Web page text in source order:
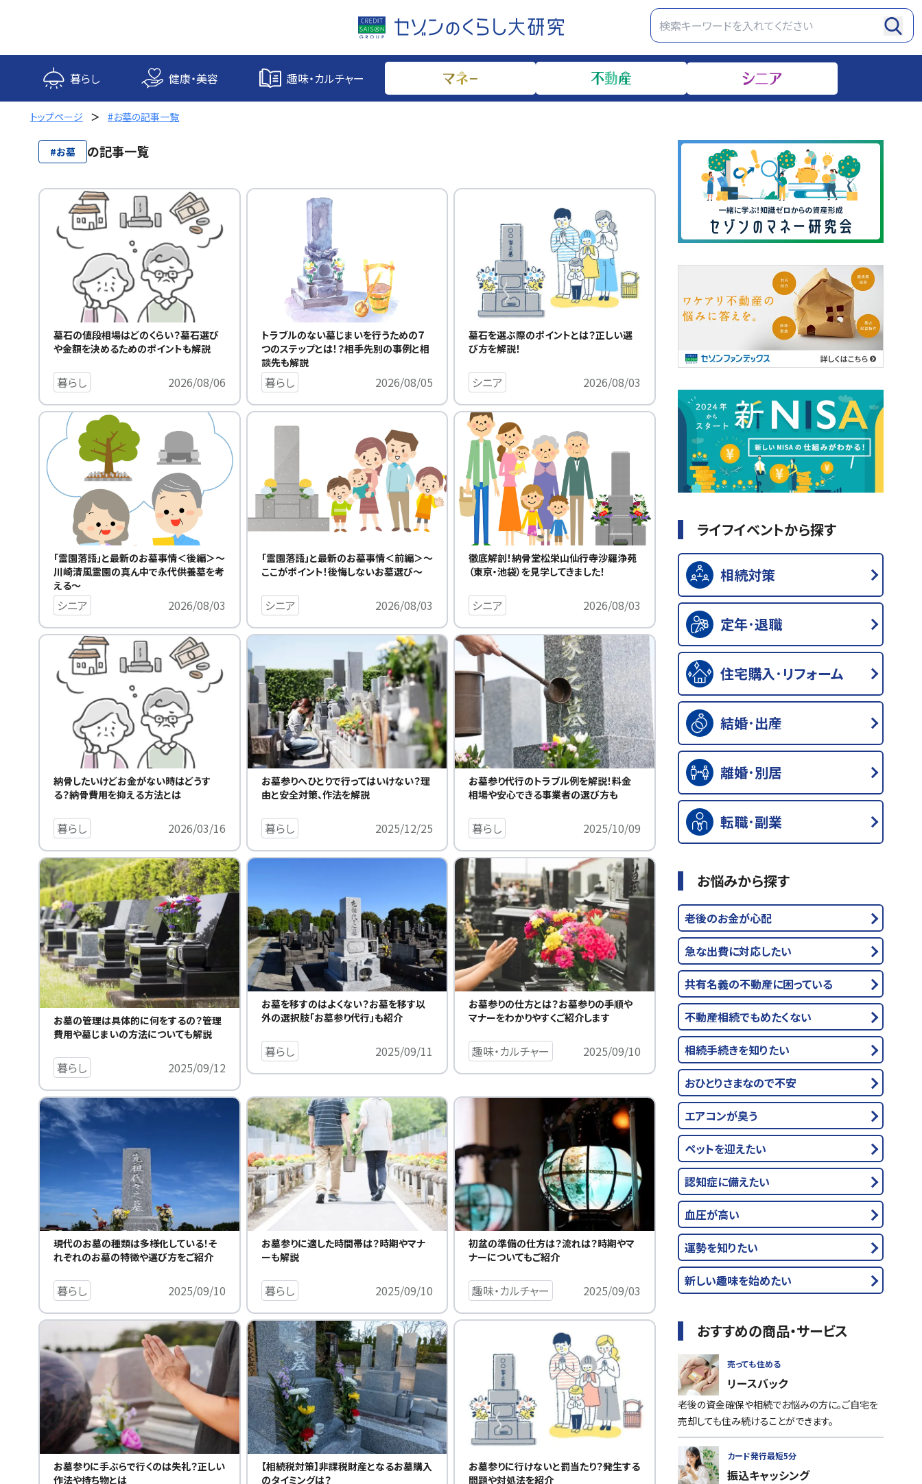
ス
プ
暮らし 健康・美容 趣味・カルチャー
トップページ #お墓の記事一覧
#お墓 の記事一覧
墓石の値段相場はどのくらい？墓石選び
や金額を決めるためのポイントも解説
暮らし 2026/08/06
トラブルのない墓じまいを行うための７
つのステップとは！？相手先別の事例と相
談先も解説
暮らし 2026/08/05
墓石を選ぶ際のポイントとは？正しい選
び方を解説！
シニア 2026/08/03
「霊園落語」と最新のお墓事情＜後編＞～
川崎清風霊園の真ん中で永代供養墓を考
える～
シニア 2026/08/03
「霊園落語」と最新のお墓事情＜前編＞～
ここがポイント！後悔しないお墓選び～
シニア 2026/08/03
徹底解剖！納骨堂松栄山仙行寺沙羅浄苑
（東京・池袋）を見学してきました！
シニア 2026/08/03
納骨したいけどお金がない時はどうす
る？納骨費用を抑える方法とは
暮らし 2026/03/16
お墓参りへひとりで行ってはいけない？理
由と安全対策、作法を解説
暮らし 2025/12/25
お墓参り代行のトラブル例を解説！料金
相場や安心できる事業者の選び方も
暮らし 2025/10/09
お墓の管理は具体的に何をするの？管理
費用や墓じまいの方法についても解説
暮らし 2025/09/12
お墓を移すのはよくない？お墓を移す以
外の選択肢「お墓参り代行」も紹介
暮らし 2025/09/11
お墓参りの仕方とは？お墓参りの手順や
マナーをわかりやすくご紹介します
趣味・カルチャー 2025/09/10
現代のお墓の種類は多様化している！そ
れぞれのお墓の特徴や選び方をご紹介
暮らし 2025/09/10
お墓参りに適した時間帯は？時期やマナ
ーも解説
暮らし 2025/09/10
初盆の準備の仕方は？流れは？時期やマ
ナーについてもご紹介
趣味・カルチャー 2025/09/03
お墓参りに手ぶらで行くのは失礼？正しい
作法や持ち物とは
【相続税対策】非課税財産となるお墓購入
のタイミングは？
お墓参りに行けないと罰当たり？発生する
問題や対処法を紹介
ライフイベントから探す
相続対策
定年･退職
住宅購入･リフォーム
結婚･出産
離婚･別居
転職･副業
お悩みから探す
老後のお金が心配
急な出費に対応したい
共有名義の不動産に困っている
不動産相続でもめたくない
相続手続きを知りたい
おひとりさまなので不安
エアコンが臭う
ペットを迎えたい
認知症に備えたい
血圧が高い
運勢を知りたい
新しい趣味を始めたい
おすすめの商品・サービス
老後の資金確保や相続でお悩みの方に。ご自宅を
売却しても住み続けることができます。
売っても住める
リースバック
カード発行最短5分
振込キャッシング